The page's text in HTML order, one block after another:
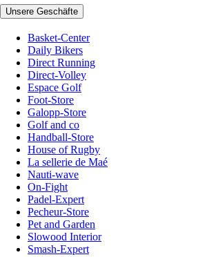
Unsere Geschäfte
Basket-Center
Daily Bikers
Direct Running
Direct-Volley
Espace Golf
Foot-Store
Galopp-Store
Golf and co
Handball-Store
House of Rugby
La sellerie de Maé
Nauti-wave
On-Fight
Padel-Expert
Pecheur-Store
Pet and Garden
Slowood Interior
Smash-Expert